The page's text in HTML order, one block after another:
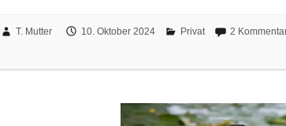
T. Mutter 10. Oktober 2024 Privat 2